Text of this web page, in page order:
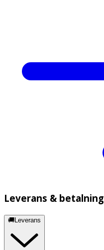
Leverans & betalning
🚚Leverans